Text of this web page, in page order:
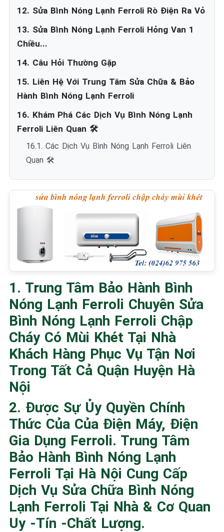
12. Sửa Bình Nóng Lạnh Ferroli Rò Điện Ra Vỏ
13. Sửa Bình Nóng Lạnh Ferroli Hỏng Van 1
Chiều...
14. Câu Hỏi Thường Gặp
15. Liên Hệ Với Trung Tâm Sửa Chữa & Bảo
Hành Bình Nóng Lạnh Ferroli
16. Khám Phá Các Dịch Vụ Bình Nóng Lạnh
Ferroli Liên Quan 🛠️
16.1. Các Dịch Vụ Bình Nóng Lạnh Ferroli Liên
Quan 🛠️
1. Trung Tâm Bảo Hành Bình
Nóng Lạnh Ferroli Chuyên Sửa
Bình Nóng Lạnh Ferroli Chập
Cháy Có Mùi Khét Tại Nhà
Khách Hàng Phục Vụ Tận Nơi
Trong Tất Cả Quận Huyện Hà
Nội
2. Được Sự Ủy Quyền Chính
Thức Của Của Điện Máy, Điện
Gia Dụng Ferroli. Trung Tâm
Bảo Hành Bình Nóng Lạnh
Ferroli Tại Hà Nội Cung Cấp
Dịch Vụ Sửa Chữa Bình Nóng
Lạnh Ferroli Tại Nhà & Cơ Quan
Uy -Tín -Chất Lượng.